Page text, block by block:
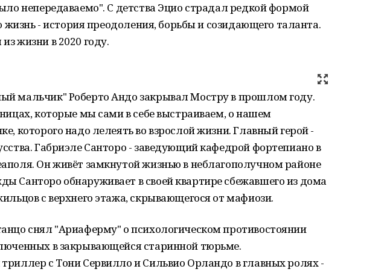
непередаваемо". С детства Эцио страдал редкой формой
жизнь - история преодоления, борьбы и созидающего таланта.
жизни в 2020 году.
мальчик" Роберто Андо закрывал Мостру в прошлом году.
которые мы сами в себе выстраиваем, о нашем
которого надо лелеять во взрослой жизни. Главный герой -
Габриэле Санторо - заведующий кафедрой фортепиано в
Он живёт замкнутой жизнью в неблагополучном районе
Санторо обнаруживает в своей квартире сбежавшего из дома
с верхнего этажа, скрывающегося от мафиози.
снял "Ариаферму" о психологическом противостоянии
в закрывающейся старинной тюрьме.
с Тони Сервилло и Сильвио Орландо в главных ролях -